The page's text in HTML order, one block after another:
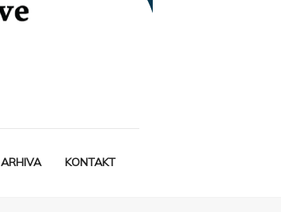
ARHIVA KONTAKT